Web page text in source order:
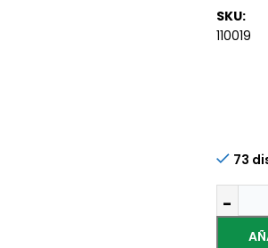
SKU:
110019
73